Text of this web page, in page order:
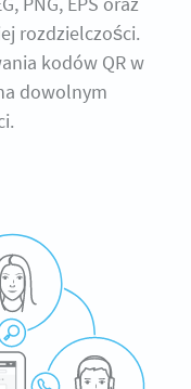
rozdzielczości.
kodów QR w
dowolnym